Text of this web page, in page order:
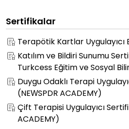
Sertifikalar
Terapötik Kartlar Uygulayıcı
Katılım ve Bildiri Sunumu
Turkcess Eğitim ve Sosyal
Duygu Odaklı Terapi
(NEWSPDR ACADEMY)
Çift Terapisi Uygulayıcı
ACADEMY)